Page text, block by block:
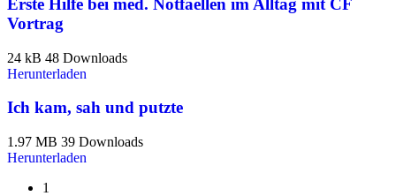
Erste Hilfe bei med. Notfaellen im Alltag mit CF
Vortrag
24 kB 48 Downloads
Herunterladen
Ich kam, sah und putzte
1.97 MB 39 Downloads
Herunterladen
1